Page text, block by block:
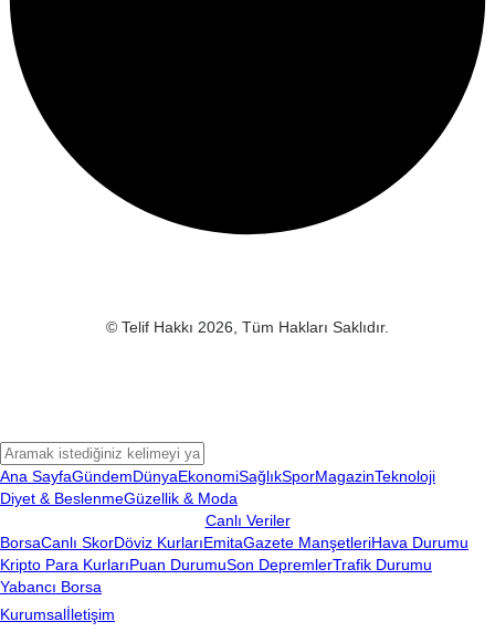
© Telif Hakkı 2026, Tüm Hakları Saklıdır.
Ana SayfaGündemDünyaEkonomiSağlıkSporMagazinTeknoloji
Diyet & BeslenmeGüzellik & Moda
Canlı Veriler
BorsaCanlı SkorDöviz KurlarıEmitaGazete ManşetleriHava Durumu
Kripto Para KurlarıPuan DurumuSon DepremlerTrafik Durumu
Yabancı Borsa
Kurumsalİletişim